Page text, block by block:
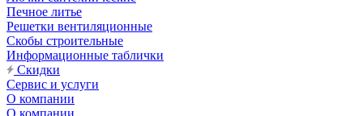
Печное литье
Решетки вентиляционные
Скобы строительные
Информационные таблички
Скидки
Сервис и услуги
О компании
О компании